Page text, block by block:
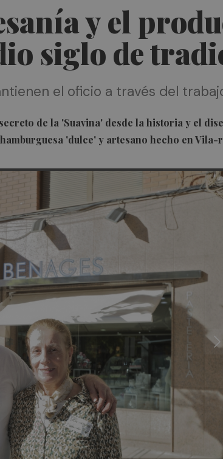
y el
siglo de
el oficio a través del
de la 'Suavina' desde la historia y el
'dulce' y artesano hecho en Vila-